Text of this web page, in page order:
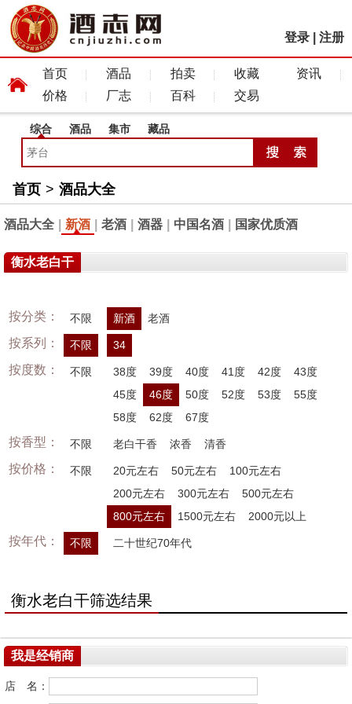
登录 注册
首页 酒品 拍卖 收藏
资讯
价格
厂志 百科 交易
综合 酒品 集市 藏品
首页 > 酒品大全
酒品大全 新酒 老酒 酒器 中国名酒 国家优质酒
衡水老白干
按分类： 不限 新酒 老酒
按系列： 不限 34
按度数： 不限 38度 39度 40度 41度 42度
43度
45度
46度 50度 52度 53度
55度
58度
62度 67度
按香型： 不限 老白干香 浓香 清香
按价格： 不限 20元左右 50元左右
100元左右
200元左右
300元左右
500元左右
800元左右
1500元左右 2000元以上
按年代： 不限 二十世纪70年代
衡水老白干筛选结果
我是经销商
店 名：